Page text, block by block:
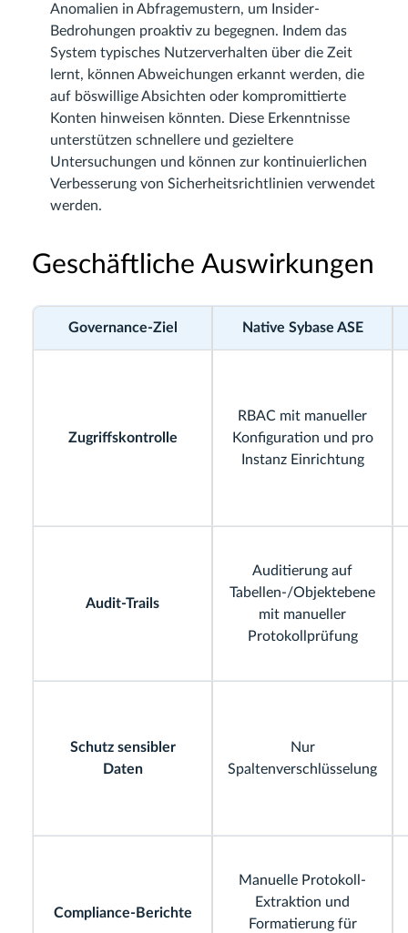
Anomalien in Abfragemustern, um Insider-
Bedrohungen proaktiv zu begegnen. Indem das
System typisches Nutzerverhalten über die Zeit
lernt, können Abweichungen erkannt werden, die
auf böswillige Absichten oder kompromittierte
Konten hinweisen könnten. Diese Erkenntnisse
unterstützen schnellere und gezieltere
Untersuchungen und können zur kontinuierlichen
Verbesserung von Sicherheitsrichtlinien verwendet
werden.
Geschäftliche Auswirkungen
Governance-Ziel Native Sybase ASE
Zugriffskontrolle
RBAC mit manueller
Konfiguration und pro
Instanz Einrichtung
Audit-Trails
Auditierung auf
Tabellen-/Objektebene
mit manueller
Protokollprüfung
Schutz sensibler
Daten
Nur
Spaltenverschlüsselung
Compliance-Berichte
Manuelle Protokoll-
Extraktion und
Formatierung für